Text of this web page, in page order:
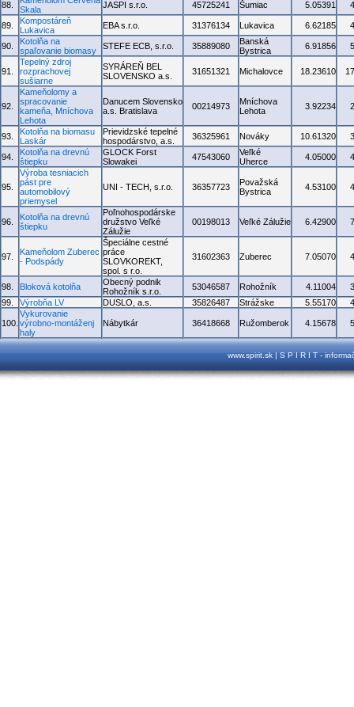
88.
Skala
JASPI s.r.o. 45725241 Šumiac 5.05391
89.
Kompostáreň
Lukavica
EBA s.r.o. 31376134 Lukavica 6.62185
90.
Kotolňa na
spaľovanie biomasy
STEFE ECB, s.r.o. 35889080
Banská
Bystrica
6.91856
91.
Tepelný zdroj
rozprachovej
sušiarne
SYRÁREŇ BEL
SLOVENSKO a.s.
31651321 Michalovce 18.23610
92.
Kameňolomy a
spracovanie
kameňa, Mníchova
Lehota
Danucem Slovensko
a.s. Bratislava
00214973
Mníchova
Lehota
3.92234
93.
Kotolňa na biomasu
Laskár
Prievidzské tepelné
hospodárstvo, a.s.
36325961 Nováky 10.61320
94.
Kotolňa na drevnú
štiepku
GLOCK Forst
Slowakei
47543060
Veľké
Uherce
4.05000
95.
Výroba tesniacich
pást pre
automobilový
priemysel
UNI - TECH, s.r.o. 36357723
Považská
Bystrica
4.53100
96.
Kotolňa na drevnú
štiepku
Poľnohospodárske
družstvo Veľké
Zálužie
00198013 Veľké Zálužie 6.42900
97.
Kameňolom Zuberec
- Podspády
Špeciálne cestné
práce
SLOVKOREKT,
spol. s r.o.
31602363 Zuberec 7.05070
98. Bloková kotolňa
Obecný podnik
Rohožník s.r.o.
53046587 Rohožník 4.11004
99.
Výrobňa LV DUSLO, a.s. 35826487 Strážske 5.55170
100.
Vykurovanie
výrobno-montáženj
haly
Nábytkár 36418668 Ružomberok 4.15678
www.spirit.sk | S P I R I T -